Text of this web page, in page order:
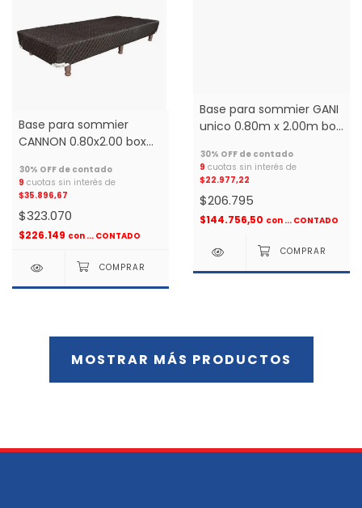
Base para sommier
CANNON 0.80x2.00 box
9 cuotas sin interés de
$35.896,67
$323.070
$226.149 con ... CONTADO
Base para sommier GANI
unico 0.80m x 2.00m box
9 cuotas sin interés de
$22.977,22
$206.795
$144.756,50 con ... CONTADO
MOSTRAR MÁS PRODUCTOS